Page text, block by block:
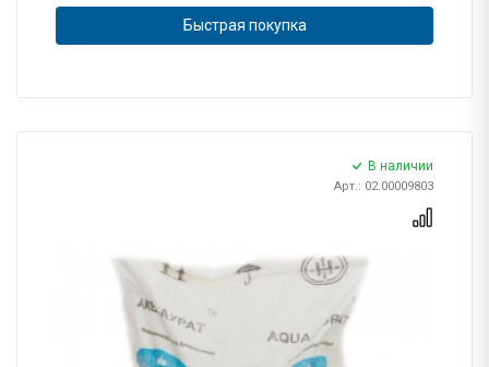
Быстрая покупка
В наличии
Арт.: 02.00009803